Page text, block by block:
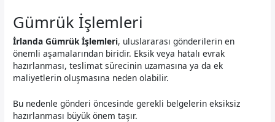
Gümrük İşlemleri
İrlanda Gümrük İşlemleri, uluslararası gönderilerin en
önemli aşamalarından biridir. Eksik veya hatalı evrak
hazırlanması, teslimat sürecinin uzamasına ya da ek
maliyetlerin oluşmasına neden olabilir.
Bu nedenle gönderi öncesinde gerekli belgelerin eksiksiz
hazırlanması büyük önem taşır.